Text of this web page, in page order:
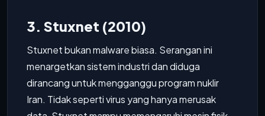
3. Stuxnet (2010)
Stuxnet bukan malware biasa. Serangan ini
menargetkan sistem industri dan diduga
dirancang untuk mengganggu program nuklir
Iran. Tidak seperti virus yang hanya merusak